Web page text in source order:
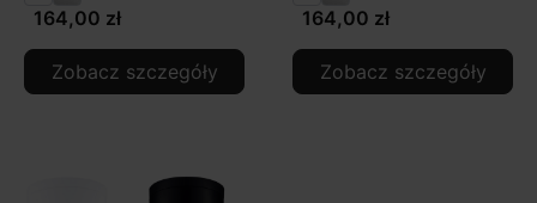
164,00 zł
Zobacz szczegóły
164,00 zł
Zobacz szczegóły